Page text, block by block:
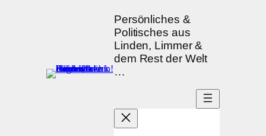
Persönliches &
Politisches aus
Linden, Limmer &
dem Rest der Welt
…